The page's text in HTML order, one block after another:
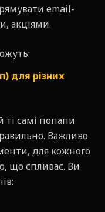
email-
акціями.
для різних
ті самі попапи
Важливо
для кожного
що спливає. Ви